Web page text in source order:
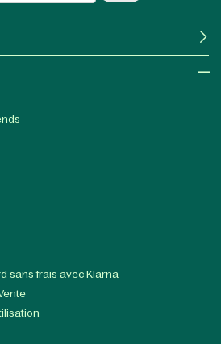
sans frais avec Klarna